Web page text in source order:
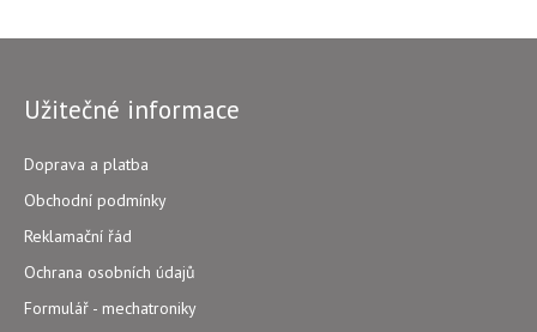
Užitečné informace
Doprava a platba
Obchodní podmínky
Reklamační řád
Ochrana osobních údajů
Formulář - mechatroniky